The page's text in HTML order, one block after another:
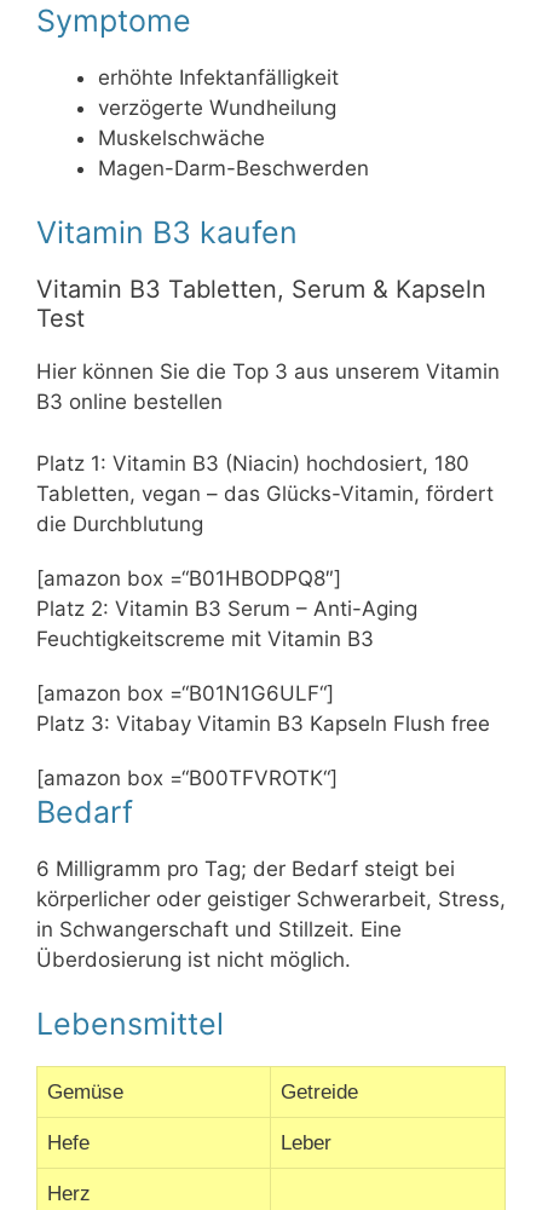
Symptome
erhöhte Infektanfälligkeit
verzögerte Wundheilung
Muskelschwäche
Magen-Darm-Beschwerden
Vitamin B3 kaufen
Vitamin B3 Tabletten, Serum & Kapseln
Test
Hier können Sie die Top 3 aus unserem Vitamin
B3 online bestellen
Platz 1: Vitamin B3 (Niacin) hochdosiert, 180
Tabletten, vegan – das Glücks-Vitamin, fördert
die Durchblutung
[amazon box =“B01HBODPQ8″]
Platz 2: Vitamin B3 Serum – Anti-Aging
Feuchtigkeitscreme mit Vitamin B3
[amazon box =“B01N1G6ULF“]
Platz 3: Vitabay Vitamin B3 Kapseln Flush free
[amazon box =“B00TFVROTK“]
Bedarf
6 Milligramm pro Tag; der Bedarf steigt bei
körperlicher oder geistiger Schwerarbeit, Stress,
in Schwangerschaft und Stillzeit. Eine
Überdosierung ist nicht möglich.
Lebensmittel
Gemüse Getreide
Hefe Leber
Herz